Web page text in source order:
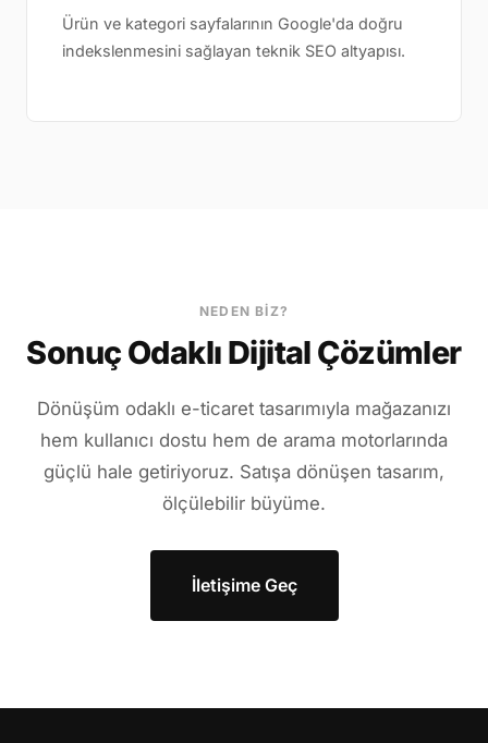
Ürün ve kategori sayfalarının Google'da doğru
indekslenmesini sağlayan teknik SEO altyapısı.
NEDEN BIZ?
Sonuç Odaklı Dijital Çözümler
Dönüşüm odaklı e-ticaret tasarımıyla mağazanızı
hem kullanıcı dostu hem de arama motorlarında
güçlü hale getiriyoruz. Satışa dönüşen tasarım,
ölçülebilir büyüme.
İletişime Geç